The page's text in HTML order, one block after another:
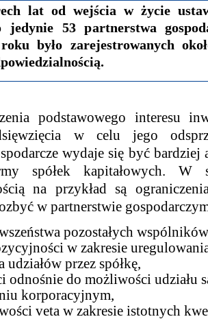
lat od wejścia w życie
jedynie 53 partnerstwa
było zarejestrowanych
podstawowego interesu
w celu jego
wydaje się być
spółek kapitałowych. W
na przykład są
w partnerstwie
pozostałych
w zakresie
przez spółkę,
odnośnie do możliwości udziału
korporacyjnym,
veta w zakresie istotnych